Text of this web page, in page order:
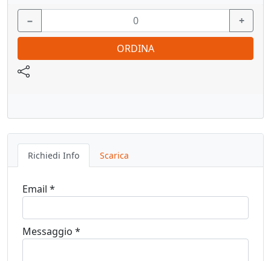
rivestito superficialmente in tranciato di vero legno,
senza nodi che conferisce loro un aspetto e carattere
In 3 misure per i supporti, semplici da fissare e utili a
design della parete!
− +
ORDINA
Richiedi Info Scarica
Email *
Messaggio *